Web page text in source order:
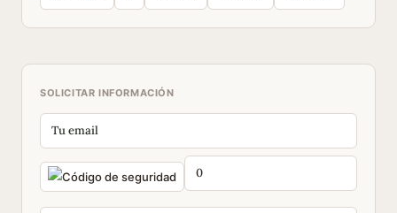
SOLICITAR INFORMACIÓN